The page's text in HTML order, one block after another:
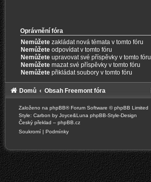
Oprávnění fóra
Nemůžete zakládat nová témata v tomto fóru
Nemůžete odpovídat v tomto fóru
Nemůžete upravovat své příspěvky v tomto fóru
Nemůžete mazat své příspěvky v tomto fóru
Nemůžete přikládat soubory v tomto fóru
Domů Obsah Freemont fóra
Založeno na phpBB® Forum Software © phpBB Limited
Style: Carbon by Joyce&Luna phpBB-Style-Design
Český překlad – phpBB.cz
Soukromí | Podmínky